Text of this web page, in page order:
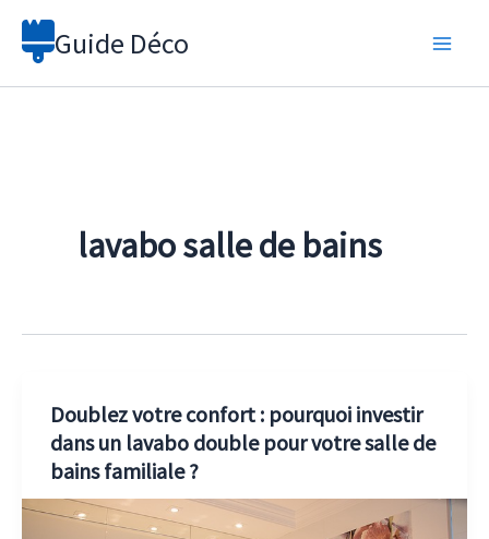
Aller
Guide Déco
lavabo salle de bains
Doublez votre confort : pourquoi investir
dans un lavabo double pour votre salle de
bains familiale ?